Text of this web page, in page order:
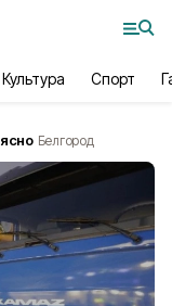
Культура Спорт
ясно Белгород